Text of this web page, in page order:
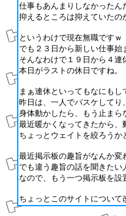
仕事もあんまりしなかったん
抑えるところは抑えていたの
というわけで現在無職ですｗ
でも２３日から新しい仕事始
そんなわけで１９日から４連
本日がラストの休日ですね。
まぁ連休といってもなにもし
昨日は、一人でバスケしてり
身体動かしたら、もう止まら
最近暖かくなってきたから、
ちょっとウェイトを絞ろうか
最近掲示板の趣旨がなんか変
でも違う趣旨の話を聞きたい
なので、もう一つ掲示板を設
ちょっとこのサイトについて